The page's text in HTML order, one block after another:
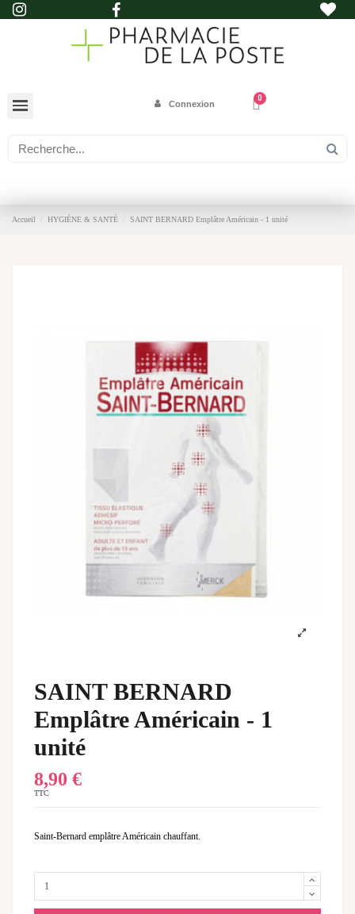
Connexion
Accueil HYGIÈNE & SANTÉ SAINT BERNARD Emplâtre Américain - 1 unité
SAINT BERNARD
Emplâtre Américain - 1
unité
8,90 €
TTC
Saint-Bernard emplâtre Américain chauffant.